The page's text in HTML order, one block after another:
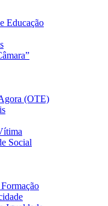
Educação
(OTE)
Social